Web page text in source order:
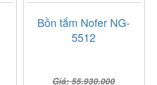
Bồn tắm Nofer NG-
5512
Giá: 55.930.000